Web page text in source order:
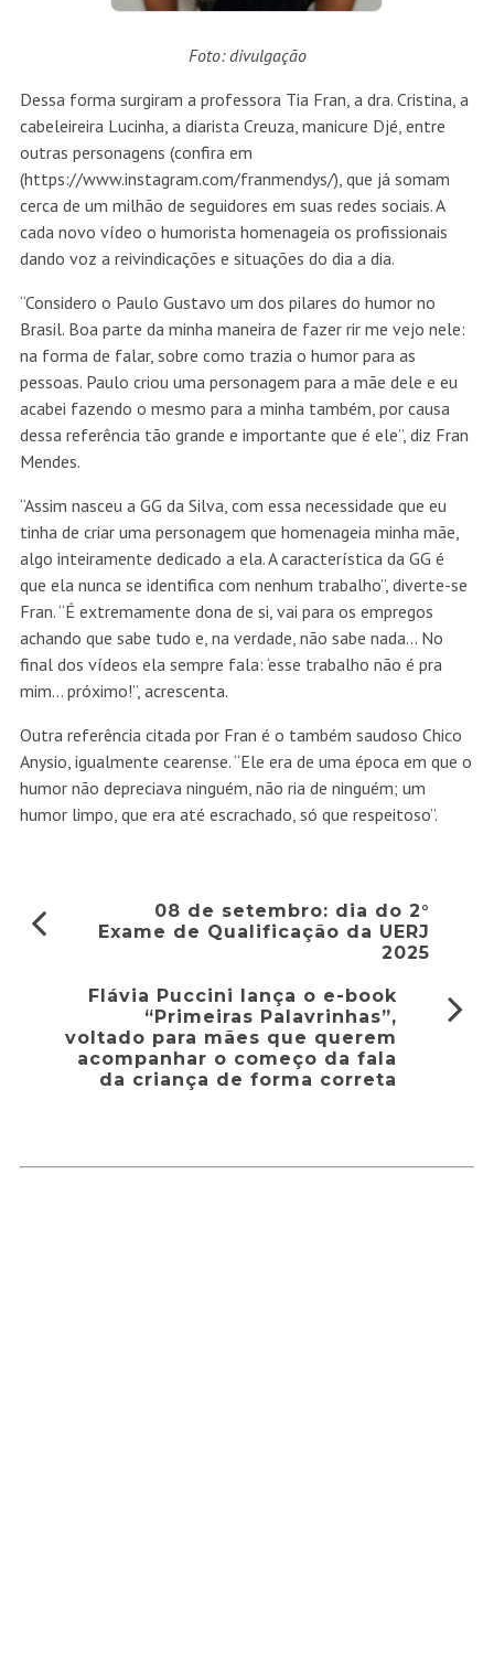
Foto: divulgação
Dessa forma surgiram a professora Tia Fran, a dra. Cristina, a
cabeleireira Lucinha, a diarista Creuza, manicure Djé, entre
outras personagens (confira em
(https://www.instagram.com/franmendys/), que já somam
cerca de um milhão de seguidores em suas redes sociais. A
cada novo vídeo o humorista homenageia os profissionais
dando voz a reivindicações e situações do dia a dia.
“Considero o Paulo Gustavo um dos pilares do humor no
Brasil. Boa parte da minha maneira de fazer rir me vejo nele:
na forma de falar, sobre como trazia o humor para as
pessoas. Paulo criou uma personagem para a mãe dele e eu
acabei fazendo o mesmo para a minha também, por causa
dessa referência tão grande e importante que é ele”, diz Fran
Mendes.
“Assim nasceu a GG da Silva, com essa necessidade que eu
tinha de criar uma personagem que homenageia minha mãe,
algo inteiramente dedicado a ela. A característica da GG é
que ela nunca se identifica com nenhum trabalho”, diverte-se
Fran. “É extremamente dona de si, vai para os empregos
achando que sabe tudo e, na verdade, não sabe nada… No
final dos vídeos ela sempre fala: ‘esse trabalho não é pra
mim… próximo!”, acrescenta.
Outra referência citada por Fran é o também saudoso Chico
Anysio, igualmente cearense. “Ele era de uma época em que o
humor não depreciava ninguém, não ria de ninguém; um
humor limpo, que era até escrachado, só que respeitoso”.
08 de setembro: dia do 2°
Exame de Qualificação da UERJ
2025
Flávia Puccini lança o e-book
“Primeiras Palavrinhas”,
voltado para mães que querem
acompanhar o começo da fala
da criança de forma correta